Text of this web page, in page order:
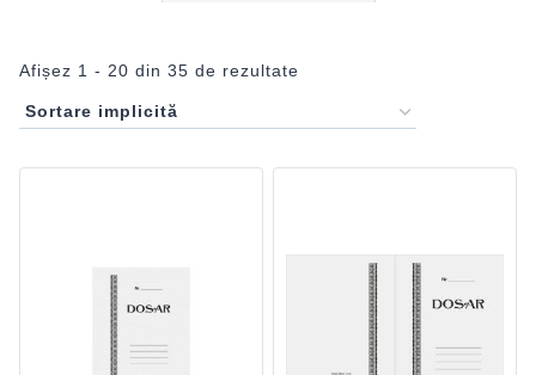
Afișez 1 - 20 din 35 de rezultate